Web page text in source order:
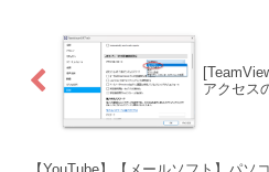
アクセス